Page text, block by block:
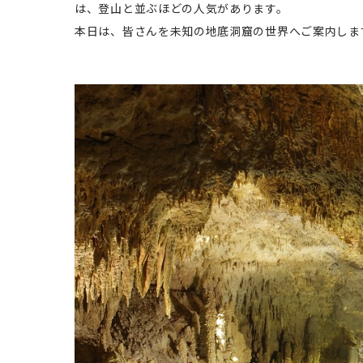
は、登山と並ぶほどの人気があります。
本日は、皆さんを未知の地底洞窟の世界へご案内しま